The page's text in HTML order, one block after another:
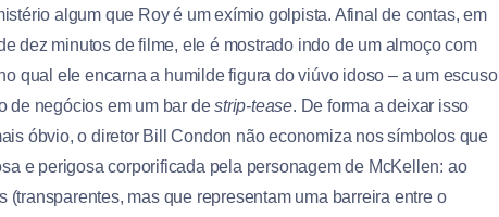
algum que Roy é um exímio golpista. Afinal de contas, em
dez minutos de filme, ele é mostrado indo de um almoço com
qual ele encarna a humilde figura do viúvo idoso – a um escuso
de negócios em um bar destrip-tease. De forma a deixar isso
óbvio, o diretor Bill Condon não economiza nos símbolos que
e perigosa corporificada pela personagem de McKellen: ao
mas que representam uma barreira entre o